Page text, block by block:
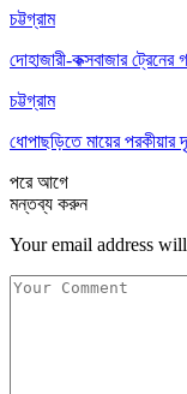
চট্টগ্রাম
দোহাজারী-কক্সবাজার
চট্টগ্রাম
ধোপাছড়িতে মায়ের
পরেআগে
মন্তব্য করুন
Your email address